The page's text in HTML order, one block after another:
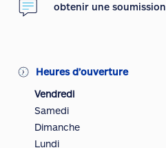
obtenir une soumission
Heures d’ouverture
Vendredi
Samedi
Dimanche
Lundi